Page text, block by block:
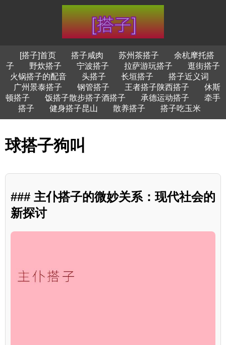
[搭子]首页 搭子咸肉 苏州茶搭子
余杭摩托搭
子
野炊搭子 宁波搭子 拉萨游玩搭子
逛街搭子
火锅搭子的配音
头搭子 长垣搭子
搭子近义词
广州景泰搭子
钢管搭子 王者搭子陕西搭子
休斯
顿搭子
饭搭子散步搭子酒搭子 承德运动搭子
牵手
搭子
健身搭子昆山 散养搭子 搭子吃玉米
球搭子狗叫
### 主仆搭子的微妙关系：现代社会的
新探讨